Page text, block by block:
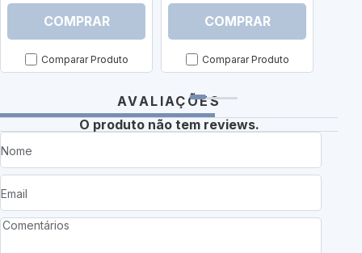
COMPRAR
Comparar Produto
COMPRAR
Comparar Produto
AVALIAÇÕES
O produto não tem reviews.